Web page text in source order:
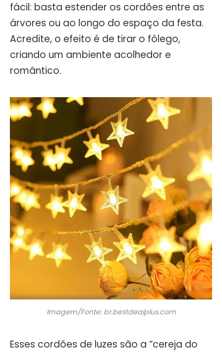
fácil: basta estender os cordões entre as
árvores ou ao longo do espaço da festa.
Acredite, o efeito é de tirar o fôlego,
criando um ambiente acolhedor e
romântico.
Imagem/Fonte: br.bestdealplus.com
Esses cordões de luzes são a “cereja do